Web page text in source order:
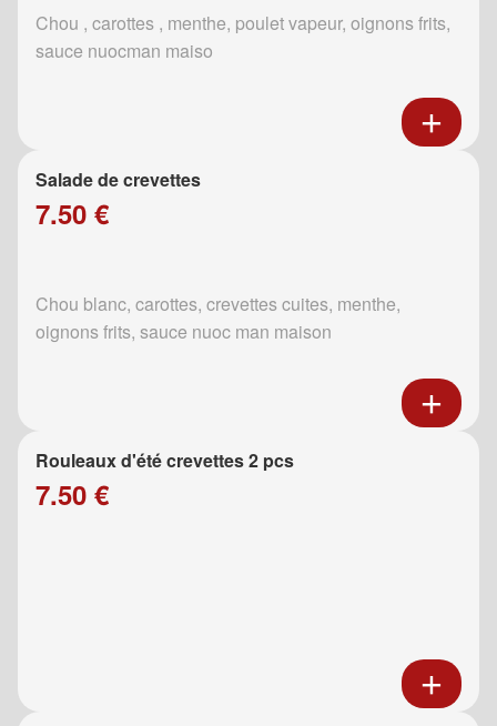
Chou , carottes , menthe, poulet vapeur, oignons frits,
sauce nuocman maiso
Salade de crevettes
7.50 €
Chou blanc, carottes, crevettes cuites, menthe,
oignons frits, sauce nuoc man maison
Rouleaux d'été crevettes 2 pcs
7.50 €